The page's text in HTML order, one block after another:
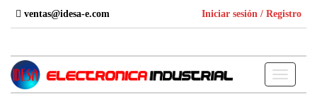
Skip
content
ventas@idesa-e.com Iniciar sesión / Registro
Toggle